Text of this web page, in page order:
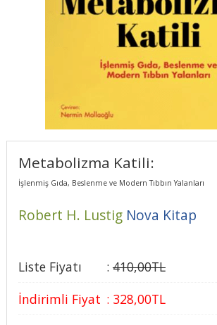
Metabolizma Katili:
İşlenmiş Gıda, Beslenme ve Modern Tıbbın Yalanları
Robert H. Lustig Nova Kitap
Liste Fiyatı : 410,00TL
İndirimli Fiyat : 328,00TL